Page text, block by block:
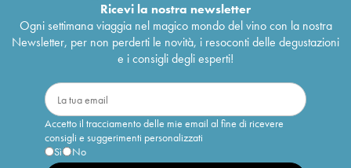
Ricevi la nostra newsletter
Ogni settimana viaggia nel magico mondo del vino con la nostra
Newsletter, per non perderti le novità, i resoconti delle degustazioni
e i consigli degli esperti!
Accetto il tracciamento delle mie email al fine di ricevere
consigli e suggerimenti personalizzati
Sì
No